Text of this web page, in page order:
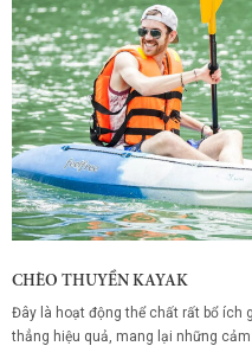
CHÈO THUYỀN KAYAK
Đây là hoạt động thể chất rất bổ ích
thẳng hiệu quả, mang lại những